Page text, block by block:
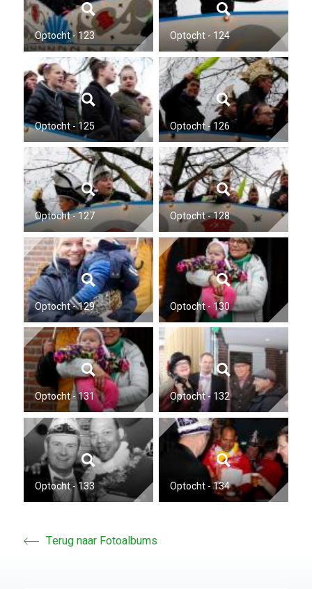
Optocht - 123 Optocht - 124
Optocht - 125 Optocht - 126
Optocht - 127 Optocht - 128
Optocht - 129 Optocht - 130
Optocht - 131 Optocht - 132
Optocht - 133 Optocht - 134
Terug naar Fotoalbums